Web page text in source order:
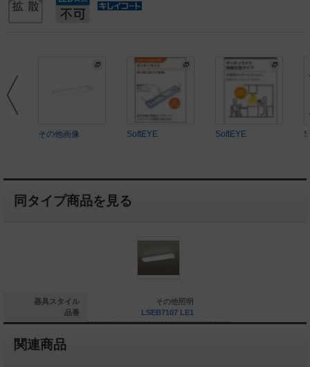
その他画像 SoftEYE SoftEYE
同タイプ商品を見る
器具スタイル
品番
その他照明
LSEB7107 LE1
関連商品